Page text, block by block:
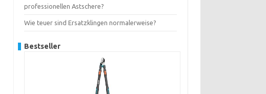
professionellen Astschere?
Wie teuer sind Ersatzklingen normalerweise?
Bestseller